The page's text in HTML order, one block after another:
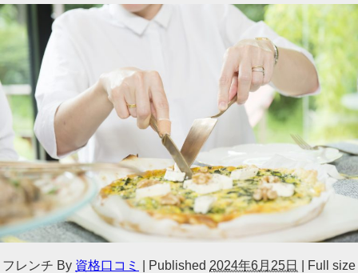
フレンチ By 資格口コミ Published 2024年6月25日
Full size